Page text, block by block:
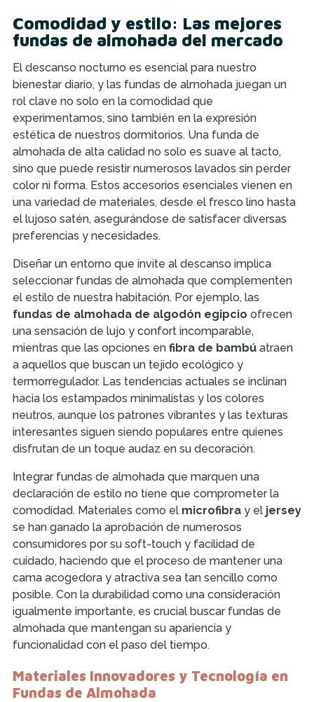
Comodidad y estilo: Las mejores
fundas de almohada del mercado
El descanso nocturno es esencial para nuestro
bienestar diario, y las fundas de almohada juegan un
rol clave no solo en la comodidad que
experimentamos, sino también en la expresión
estética de nuestros dormitorios. Una funda de
almohada de alta calidad no solo es suave al tacto,
sino que puede resistir numerosos lavados sin perder
color ni forma. Estos accesorios esenciales vienen en
una variedad de materiales, desde el fresco lino hasta
el lujoso satén, asegurándose de satisfacer diversas
preferencias y necesidades.
Diseñar un entorno que invite al descanso implica
seleccionar fundas de almohada que complementen
el estilo de nuestra habitación. Por ejemplo, las
fundas de almohada de algodón egipcio ofrecen
una sensación de lujo y confort incomparable,
mientras que las opciones en fibra de bambú atraen
a aquellos que buscan un tejido ecológico y
termorregulador. Las tendencias actuales se inclinan
hacia los estampados minimalistas y los colores
neutros, aunque los patrones vibrantes y las texturas
interesantes siguen siendo populares entre quienes
disfrutan de un toque audaz en su decoración.
Integrar fundas de almohada que marquen una
declaración de estilo no tiene que comprometer la
comodidad. Materiales como el microfibra y el jersey
se han ganado la aprobación de numerosos
consumidores por su soft-touch y facilidad de
cuidado, haciendo que el proceso de mantener una
cama acogedora y atractiva sea tan sencillo como
posible. Con la durabilidad como una consideración
igualmente importante, es crucial buscar fundas de
almohada que mantengan su apariencia y
funcionalidad con el paso del tiempo.
Materiales Innovadores y Tecnología en
Fundas de Almohada